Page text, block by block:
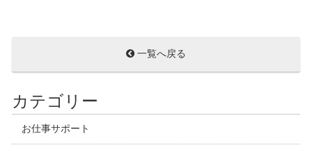
一覧へ戻る
カテゴリー
お仕事サポート